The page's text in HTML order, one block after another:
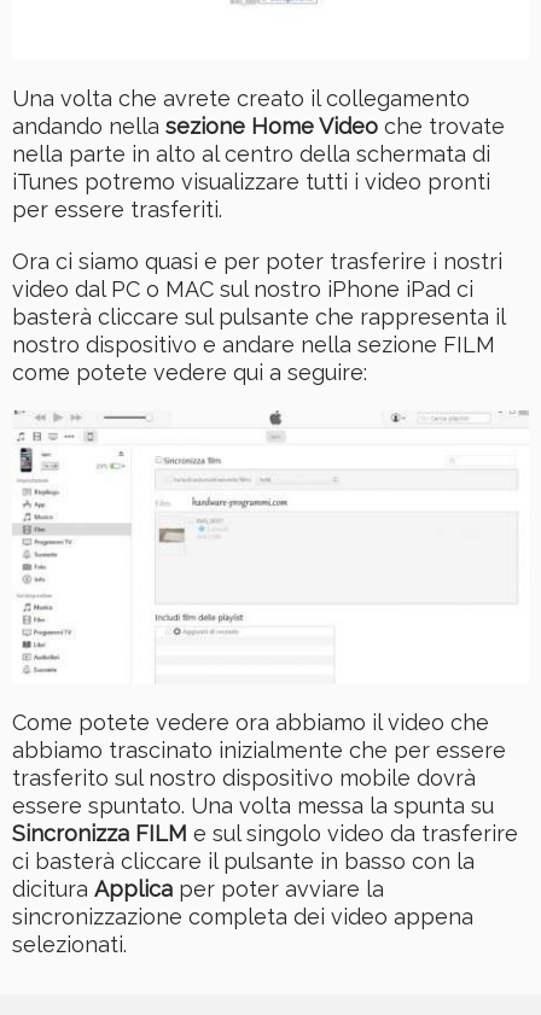
Una volta che avrete creato il collegamento
andando nella sezione Home Video che trovate
nella parte in alto al centro della schermata di
iTunes potremo visualizzare tutti i video pronti
per essere trasferiti.
Ora ci siamo quasi e per poter trasferire i nostri
video dal PC o MAC sul nostro iPhone iPad ci
basterà cliccare sul pulsante che rappresenta il
nostro dispositivo e andare nella sezione FILM
come potete vedere qui a seguire:
Come potete vedere ora abbiamo il video che
abbiamo trascinato inizialmente che per essere
trasferito sul nostro dispositivo mobile dovrà
essere spuntato. Una volta messa la spunta su
Sincronizza FILM e sul singolo video da trasferire
ci basterà cliccare il pulsante in basso con la
dicitura Applica per poter avviare la
sincronizzazione completa dei video appena
selezionati.